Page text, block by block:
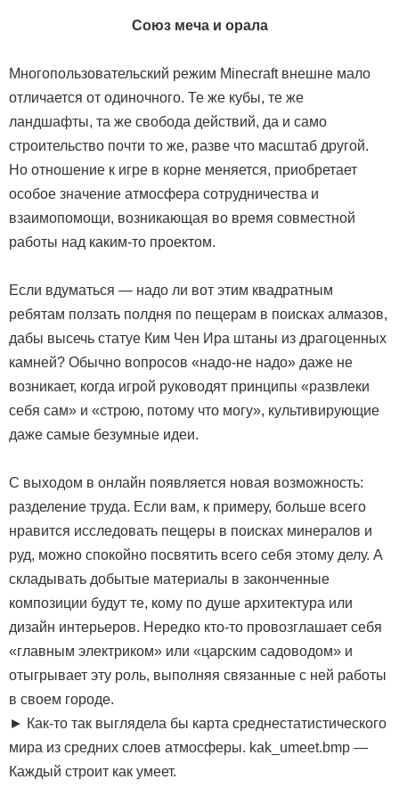
Союз меча и орала
Многопользовательский режим Minecraft внешне мало
отличается от одиночного. Те же кубы, те же
ландшафты, та же свобода действий, да и само
строительство почти то же, разве что масштаб другой.
Но отношение к игре в корне меняется, приобретает
особое значение атмосфера сотрудничества и
взаимопомощи, возникающая во время совместной
работы над каким-то проектом.
Если вдуматься — надо ли вот этим квадратным
ребятам ползать полдня по пещерам в поисках алмазов,
дабы высечь статуе Ким Чен Ира штаны из драгоценных
камней? Обычно вопросов «надо-не надо» даже не
возникает, когда игрой руководят принципы «развлеки
себя сам» и «строю, потому что могу», культивирующие
даже самые безумные идеи.
С выходом в онлайн появляется новая возможность:
разделение труда. Если вам, к примеру, больше всего
нравится исследовать пещеры в поисках минералов и
руд, можно спокойно посвятить всего себя этому делу. А
складывать добытые материалы в законченные
композиции будут те, кому по душе архитектура или
дизайн интерьеров. Нередко кто-то провозглашает себя
«главным электриком» или «царским садоводом» и
отыгрывает эту роль, выполняя связанные с ней работы
в своем городе.
► Как-то так выглядела бы карта среднестатистического
мира из средних слоев атмосферы. kak_umeet.bmp —
Каждый строит как умеет.